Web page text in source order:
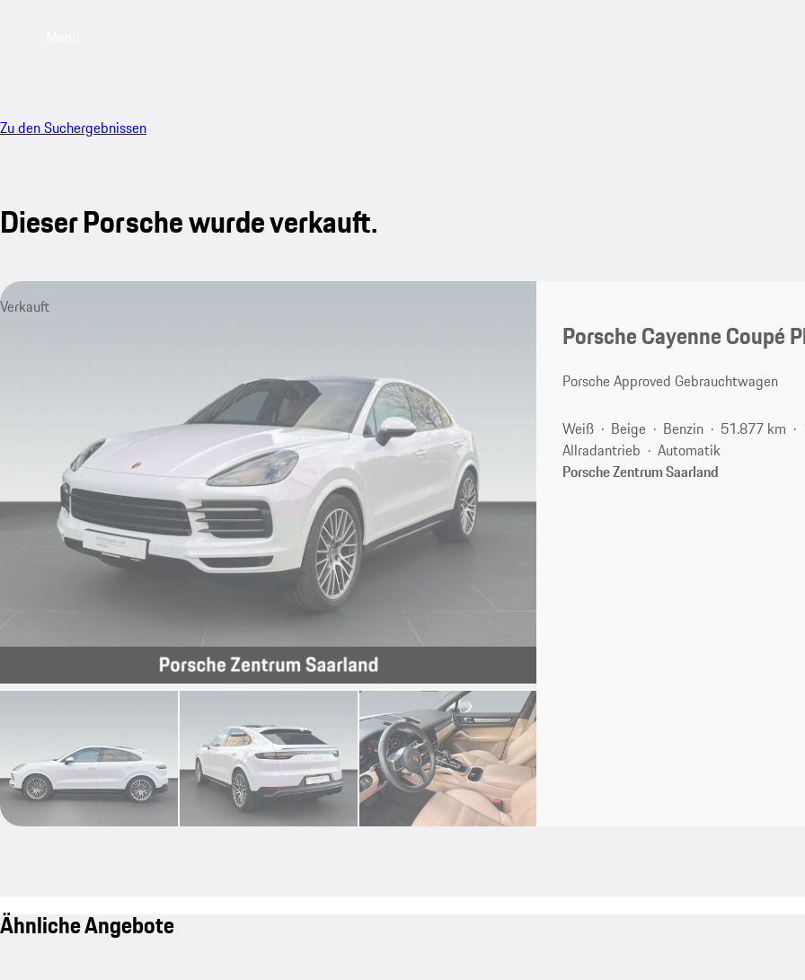
Zu den Suchergebnissen
Dieser Porsche wurde verkauft.
Verkauft
Porsche Cayenne Coupé
Porsche Approved Gebrauchtwagen
Weiß Beige Benzin 51.877 km
Allradantrieb
Automatik
Porsche Zentrum Saarland
Ähnliche Angebote